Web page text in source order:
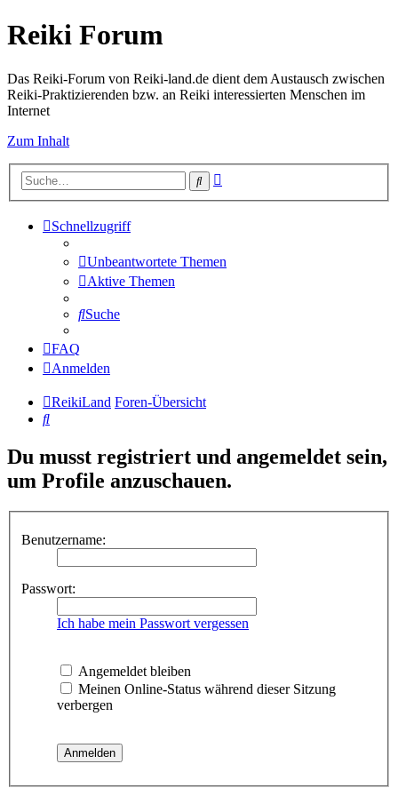
Reiki Forum
Das Reiki-Forum von Reiki-land.de dient dem Austausch zwischen
Reiki-Praktizierenden bzw. an Reiki interessierten Menschen im
Internet
Zum Inhalt
Suche
Schnellzugriff
Unbeantwortete Themen
Aktive Themen
Suche
FAQ
Anmelden
ReikiLand Foren-Übersicht
Suche
Du musst registriert und angemeldet sein,
um Profile anzuschauen.
Benutzername:
Passwort:
Ich habe mein Passwort vergessen
Angemeldet bleiben
Meinen Online-Status während dieser Sitzung
verbergen